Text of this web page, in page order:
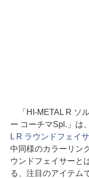
「HI-METAL R ソ
ー コーチマSpl.」は、
L R ラウンドフェイサ
中同様のカラーリン
ウンドフェイサーと
る、注目のアイテム